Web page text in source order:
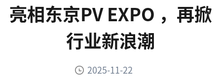
亮相东京PV EXPO ，再掀
行业新浪潮
2025-11-22